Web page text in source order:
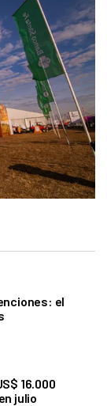
el
16.000
julio